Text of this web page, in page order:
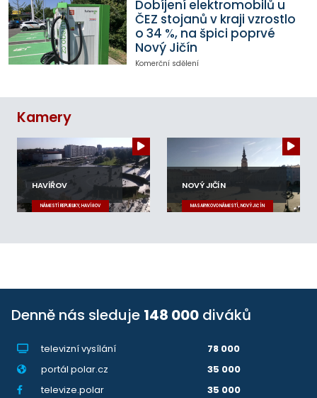
Dobíjení elektromobilů u
ČEZ stojanů v kraji vzrostlo
o 34 %, na špici poprvé
Nový Jičín
Komerční sdělení
Kamery
HAVÍŘOV
NÁMĚSTÍ REPUBLIKY, HAVÍŘOV
NOVÝ JIČÍN
MASARYKOVO NÁMĚSTÍ, NOVÝ JIČÍN
Denně nás sleduje 148 000 diváků
televizní vysílání
78 000
portál polar.cz
35 000
televize.polar
35 000